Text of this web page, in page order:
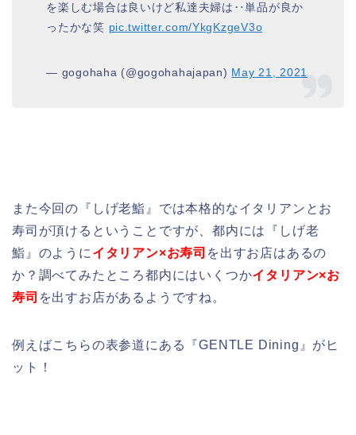
を楽しむ場合は良いけど私達夫婦は‥単品が良か
ったかな笑 pic.twitter.com/YkgKzgeV3o
— gogohaha (@gogohahajapan) May 21, 2021
また今回の『しげ老鮨』では本格的なイタリアンとお
寿司が頂けるということですが、都内には『しげ老
鮨』のように イタリアン×お寿司 を出すお店はあるの
か？調べてみたところ都内にはいくつかイタリアン×お
寿司 を出すお店があるようですね。
例えばこちらの表参道にある『GENTLE Dining』がヒ
ット！